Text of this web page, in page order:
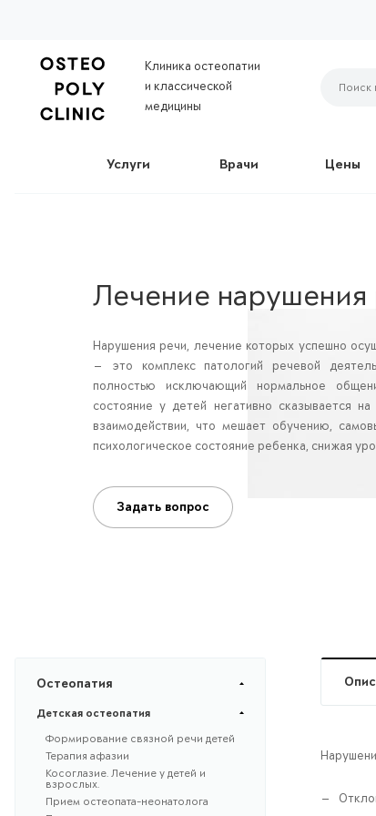
Клиника остеопатии
и классической
медицины
Услуги Врачи Цены
Лечение нарушения
Нарушения речи, лечение которых успешно
— это комплекс патологий речевой
полностью исключающий нормальное
состояние у детей негативно сказывается
взаимодействии, что мешает обучению,
психологическое состояние ребенка, снижая
Задать вопрос
Остеопатия
Детская остеопатия
Формирование связной речи детей
Терапия афазии
Косоглазие. Лечение у детей и
взрослых.
Прием остеопата-неонатолога